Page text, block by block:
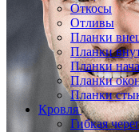
Откосы
Отливы
Планки
Планки
Планки
Планки
Планки
Кровля
Гибкая